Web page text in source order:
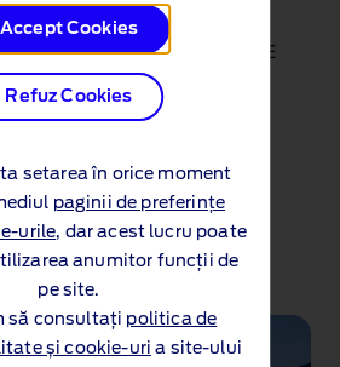
Accept Cookies
Refuz Cookies
setarea în orice moment
paginii de preferințe
urile, dar acest lucru poate
anumitor funcții de
pe site.
să consultați politica de
și cookie-uri a site-ului
SA
parteneriatul nostru cu ENGIE
tale în materie de
acasă și tarife de energie în